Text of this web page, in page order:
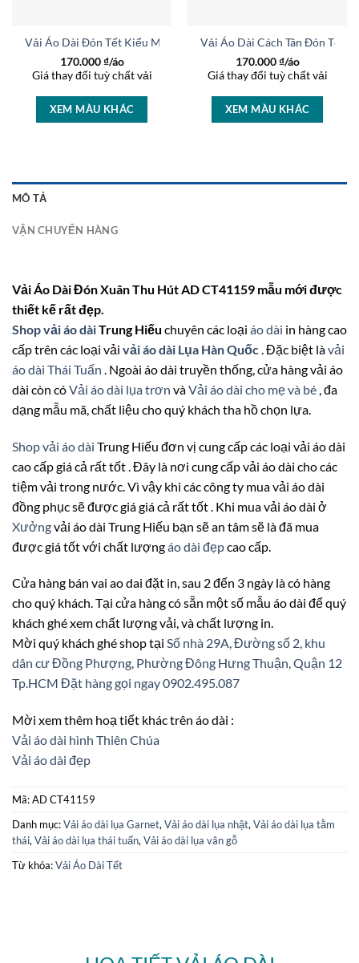
Vải Áo Dài Đón Tết Kiểu Mới AD 44727
170.000₫/áo
Giá thay đổi tuỳ chất vải
XEM MÀU KHÁC
Vải Áo Dài Cách Tân Đón Tết
170.000₫/áo
Giá thay đổi tuỳ chất vải
XEM MÀU KHÁC
16937
MÔ TẢ
VẬN CHUYỂN HÀNG
Vải Áo Dài Đón Xuân Thu Hút AD CT41159 mẫu mới được
thiết kế rất đẹp.
Shop vải áo dàiTrung Hiếu chuyên các loại áo dài in hàng cao
cấp trên các loại vải vải áo dài Lụa Hàn Quốc . Đặc biệt làvải
áo dài Thái Tuấn . Ngoài áo dài truyền thống, cửa hàng vải áo
dài còn cóVải áo dài lụa trơn vàVải áo dài cho mẹ và bé , đa
dạng mẫu mã, chất liệu cho quý khách tha hồ chọn lựa.
Shop vải áo dài Trung Hiếu đơn vị cung cấp các loại vải áo dài
cao cấp giá cả rất tốt . Đây là nơi cung cấp vải áo dài cho các
tiệm vải trong nước. Vì vậy khi các công ty mua vải áo dài
đồng phục sẽ được giá giá cả rất tốt . Khi mua vải áo dài ở
Xưởngvải áo dài Trung Hiếu bạn sẽ an tâm sẽ là đã mua
được giá tốt với chất lượngáo dài đẹpcao cấp.
Cửa hàng bán vai ao dai đặt in, sau 2 đến 3 ngày là có hàng
cho quý khách. Tại cửa hàng có sẵn một số mẫu áo dài để quý
khách ghé xem chất lượng vải, và chất lượng in.
Mời quý khách ghé shop tại Số nhà 29A, Đường số 2, khu
dân cư Đồng Phượng, Phường Đông Hưng Thuận, Quận 12
Tp.HCM Đặt hàng gọi ngay 0902.495.087
Mời xem thêm hoạ tiết khác trên áo dài :
Vải áo dài hình Thiên Chúa
Vải áo dài đẹp
Mã:AD CT41159
Danh mục:Vải áo dài lụa Garnet, Vải áo dài lụa nhật, Vải áo dài lụa tằm
thái, Vải áo dài lụa thái tuấn, Vải áo dài lụa vân gỗ
Từ khóa:Vải Áo Dài Tết